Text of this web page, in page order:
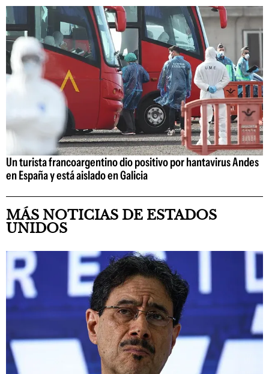
Un turista francoargentino dio positivo por hantavirus Andes
en España y está aislado en Galicia
MÁS NOTICIAS DE ESTADOS
UNIDOS